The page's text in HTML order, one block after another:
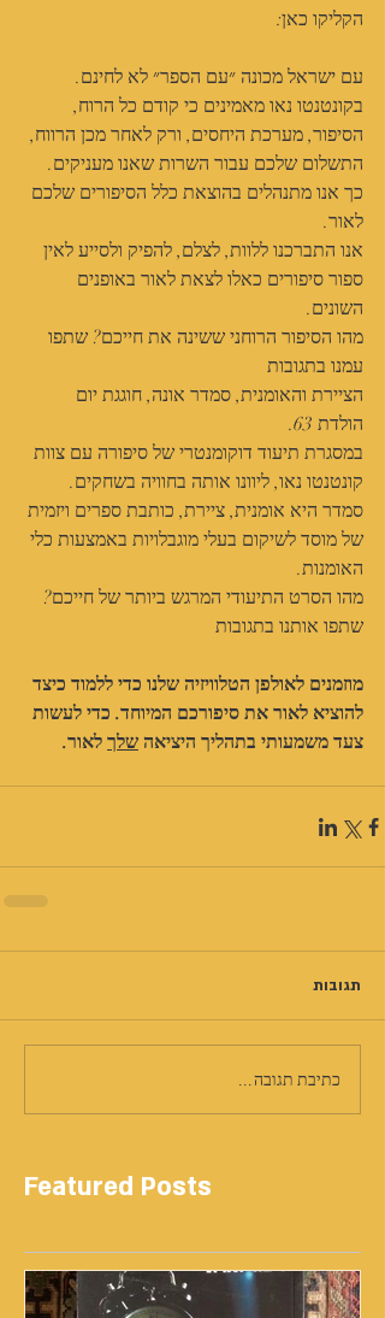
הקליקו כאן:
עם ישראל מכונה ״עם הספר״ לא לחינם.
בקונטנטו נאו מאמינים כי קודם כל הרוח,
הסיפור, מערכת היחסים, ורק לאחר מכן הרווח,
התשלום שלכם עבור השרות שאנו מעניקים.
כך אנו מתנהלים בהוצאת כלל הסיפורים שלכם
לאור.
אנו התברכנו ללוות, לצלם, להפיק ולסייע לאין
ספור סיפורים כאלו לצאת לאור באופנים
השונים.
מהו הסיפור הרוחני ששינה את חייכם? שתפו
עמנו בתגובות
הציירת והאומנית, סמדר אונה, חוגגת יום
הולדת 63.
במסגרת תיעוד דוקומנטרי של סיפורה עם צוות
קונטנטו נאו, ליוונו אותה בחוויה בשחקים.
סמדר היא אומנית, ציירת, כותבת ספרים ויזמית
של מוסד לשיקום בעלי מוגבלויות באמצעות כלי
האומנות.
מהו הסרט התיעודי המרגש ביותר של חייכם?
שתפו אותנו בתגובות
מוזמנים לאולפן הטלוויזיה שלנו כדי ללמוד כיצד
להוציא לאור את סיפורכם המיוחד. כדי לעשות
צעד משמעותי בתהליך היציאה שלך לאור.
תגובות
כתיבת תגובה...
Featured Posts